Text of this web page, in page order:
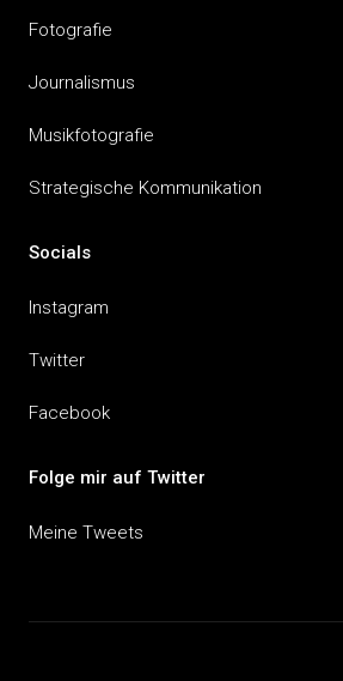
Fotografie
Journalismus
Musikfotografie
Strategische Kommunikation
Socials
Instagram
Twitter
Facebook
Folge mir auf Twitter
Meine Tweets